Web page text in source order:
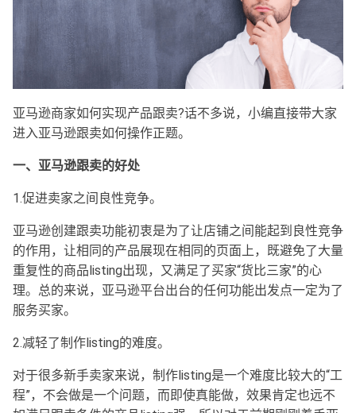
亚马逊商家如何实现产品跟卖?话不多说，小编直接带大家
进入亚马逊跟卖如何操作正题。
一、亚马逊跟卖的好处
1.促进卖家之间良性竞争。
亚马逊创建跟卖功能初衷是为了让店铺之间能起到良性竞争
的作用，让相同的产品展现在相同的页面上，既避免了大量
重复性的商品listing出现，又满足了买家“货比三家”的心
理。总的来说，亚马逊平台出台的任何功能出发点一定为了
服务买家。
2.减轻了制作listing的难度。
对于很多新手卖家来说，制作listing是一个难度比较大的“工
程”，不会做是一个问题，而即使真能做，效果肯定也远不